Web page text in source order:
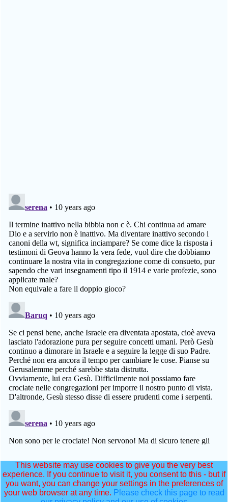
This website may use cookies to give you the very best
experience. If you continue to visit it, you consent to this - but if
you want, you can change your settings in the preferences of
your web browser at any time. Please check this page to read